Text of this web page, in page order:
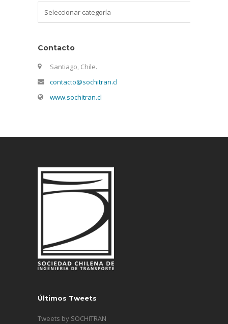
Contacto
Santiago, Chile.
contacto@sochitran.cl
www.sochitran.cl
Últimos Tweets
Tweets by SOCHITRAN